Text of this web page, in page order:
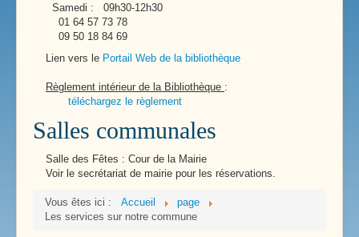
Samedi : 09h30-12h30
01 64 57 73 78
09 50 18 84 69
Lien vers le Portail Web de la bibliothèque
Règlement intérieur de la Bibliothèque :
téléchargez le règlement
Salles communales
Salle des Fêtes : Cour de la Mairie
Voir le secrétariat de mairie pour les réservations.
Vous êtes ici : Accueil
page
Les services sur notre commune